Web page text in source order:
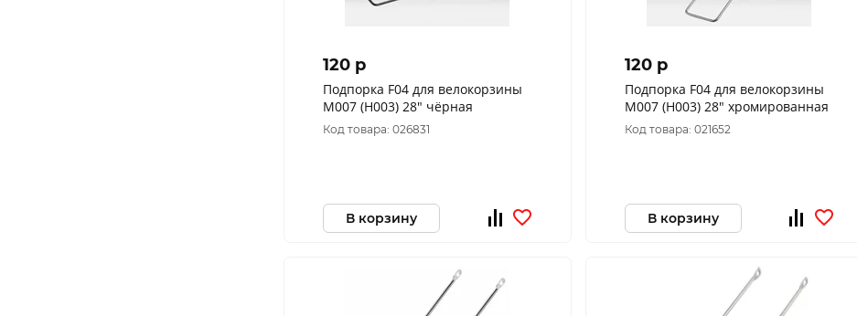
120 p
Подпорка F04 для велокорзины
M007 (H003) 28" чёрная
Код товара: 026831
В корзину
120 p
Подпорка F04 для велокорзины
M007 (H003) 28" хромированная
Код товара: 021652
В корзину